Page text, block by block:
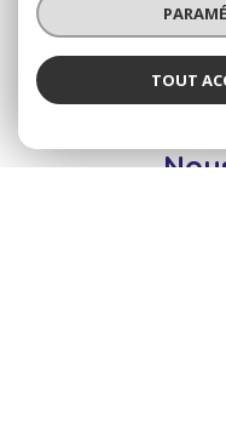
TOUT